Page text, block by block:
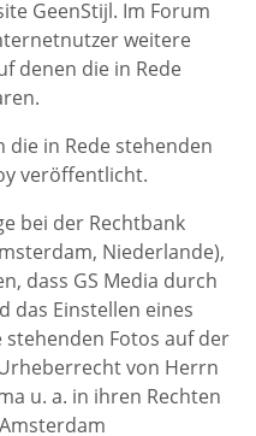
GeenStijl. Im Forum
weitere
denen die in Rede
die in Rede stehenden
veröffentlicht.
bei der Rechtbank
Niederlande),
dass GS Media durch
das Einstellen eines
stehenden Fotos auf der
von Herrn
u. a. in ihren Rechten